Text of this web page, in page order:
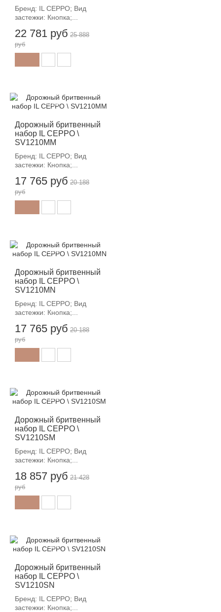
Бренд: IL CEPPO; Вид
застежки: Кнопка;...
22 781 руб 25 888
руб
Дорожный бритвенный
набор IL CEPPO \
SV1210MM
Бренд: IL CEPPO; Вид
застежки: Кнопка;...
17 765 руб
-12%
20 188
руб
Дорожный бритвенный
набор IL CEPPO \
SV1210MN
Бренд: IL CEPPO; Вид
застежки: Кнопка;...
17 765 руб
-12%
20 188
руб
Дорожный бритвенный
набор IL CEPPO \
SV1210SM
Бренд: IL CEPPO; Вид
застежки: Кнопка;...
18 857 руб
-12%
21 428
руб
Дорожный бритвенный
набор IL CEPPO \
SV1210SN
Бренд: IL CEPPO; Вид
застежки: Кнопка;...
-12%